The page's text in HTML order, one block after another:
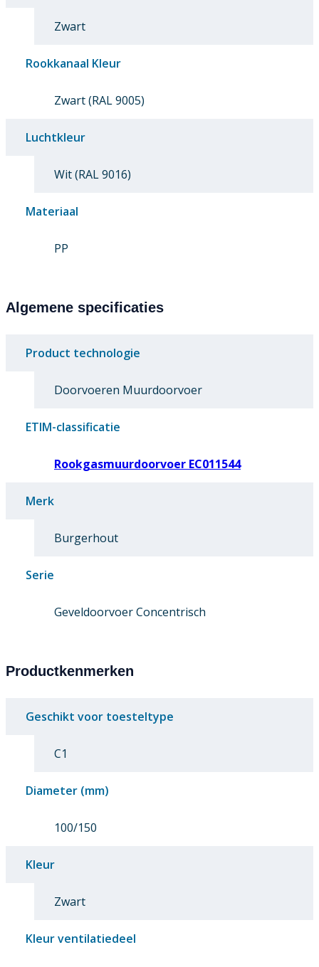
Zwart
Rookkanaal Kleur
Zwart (RAL 9005)
Luchtkleur
Wit (RAL 9016)
Materiaal
PP
Algemene specificaties
Product technologie
Doorvoeren Muurdoorvoer
ETIM-classificatie
Rookgasmuurdoorvoer EC011544
Merk
Burgerhout
Serie
Geveldoorvoer Concentrisch
Productkenmerken
Geschikt voor toesteltype
C1
Diameter (mm)
100/150
Kleur
Zwart
Kleur ventilatiedeel